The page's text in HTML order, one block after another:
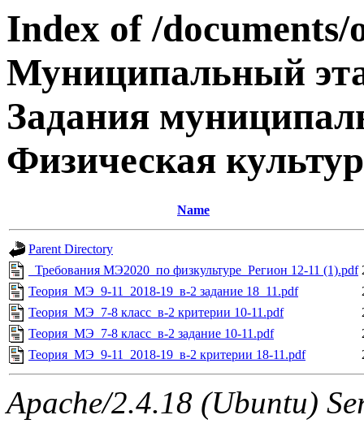
Index of /
Муниципальный
Задания
Физическая
Name
Parent Directory
_Требования МЭ2020_по физкультуре_Регион 12-11 (1).pdf
Теория_МЭ_9-11_2018-19_в-2 задание 18_11.pdf
Теория_МЭ_7-8 класс_в-2 критерии 10-11.pdf
Теория_МЭ_7-8 класс_в-2 задание 10-11.pdf
Теория_МЭ_9-11_2018-19_в-2 критерии 18-11.pdf
Apache/2.4.18 (Ubuntu)